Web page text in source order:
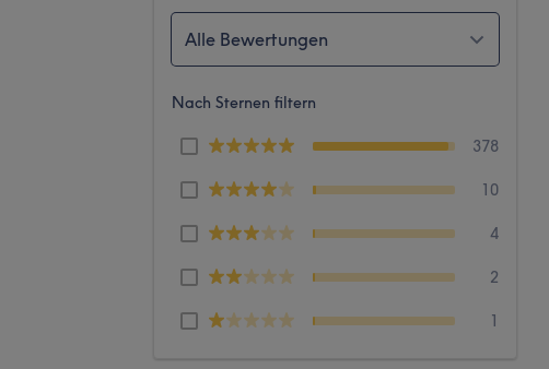
Alle Bewertungen
Nach Sternen filtern
378
10
4
2
1